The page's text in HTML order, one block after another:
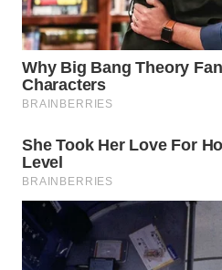
WN
SULUT
WN
MALUKU
WN
MALUT
WN
DAIRI